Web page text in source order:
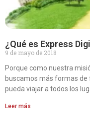
¿Qué es Express
9 de mayo de 2018
Porque como nuestra
buscamos más formas de
pueda viajar a todos los
Leer más